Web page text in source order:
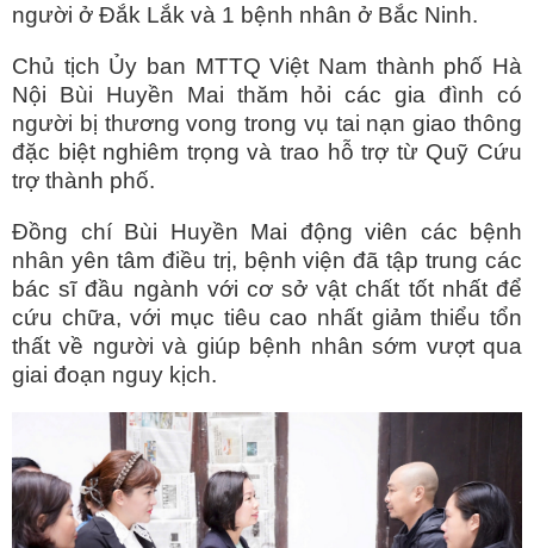
người ở Đắk Lắk và 1 bệnh nhân ở Bắc Ninh.
Chủ tịch Ủy ban MTTQ Việt Nam thành phố Hà
Nội Bùi Huyền Mai thăm hỏi các gia đình có
người bị thương vong trong vụ tai nạn giao thông
đặc biệt nghiêm trọng và trao hỗ trợ từ Quỹ Cứu
trợ thành phố.
Đồng chí Bùi Huyền Mai động viên các bệnh
nhân yên tâm điều trị, bệnh viện đã tập trung các
bác sĩ đầu ngành với cơ sở vật chất tốt nhất để
cứu chữa, với mục tiêu cao nhất giảm thiểu tổn
thất về người và giúp bệnh nhân sớm vượt qua
giai đoạn nguy kịch.